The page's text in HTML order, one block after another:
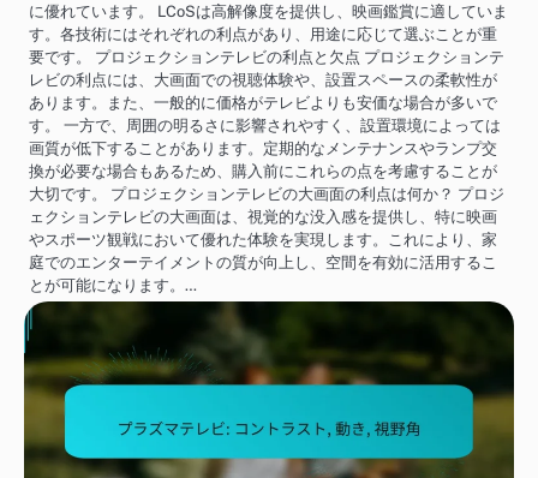
に優れています。 LCoSは高解像度を提供し、映画鑑賞に適していま
す。各技術にはそれぞれの利点があり、用途に応じて選ぶことが重
要です。 プロジェクションテレビの利点と欠点 プロジェクションテ
レビの利点には、大画面での視聴体験や、設置スペースの柔軟性が
あります。また、一般的に価格がテレビよりも安価な場合が多いで
す。 一方で、周囲の明るさに影響されやすく、設置環境によっては
画質が低下することがあります。定期的なメンテナンスやランプ交
換が必要な場合もあるため、購入前にこれらの点を考慮することが
大切です。 プロジェクションテレビの大画面の利点は何か？ プロジ
ェクションテレビの大画面は、視覚的な没入感を提供し、特に映画
やスポーツ観戦において優れた体験を実現します。これにより、家
庭でのエンターテイメントの質が向上し、空間を有効に活用するこ
とが可能になります。…